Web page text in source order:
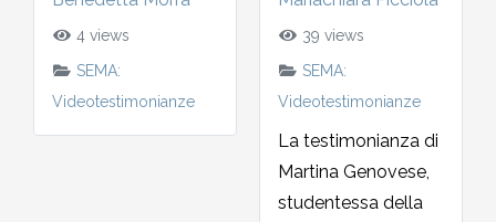
4 views
SEMA:
Videotestimonianze
39 views
SEMA:
Videotestimonianze
La testimonianza di
Martina Genovese,
studentessa della
2001-2002
2000-2001